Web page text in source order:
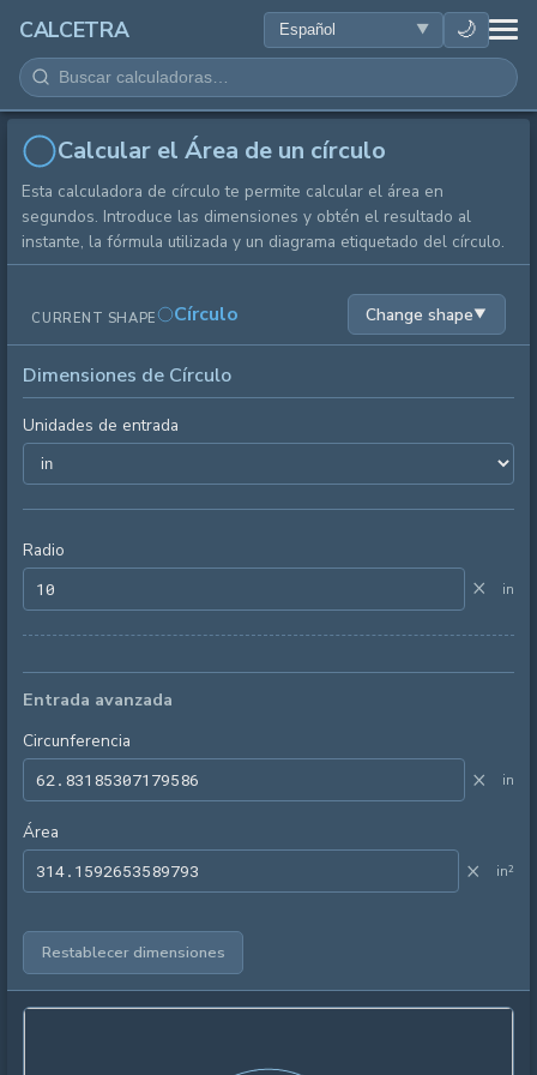
CALCETRA 🌙
MATEMÁTICAS
CONVERSIONES
CIENCIA
OTRAS HERRAMIENTAS
Calcular el Área de un círculo
Esta calculadora de círculo te permite calcular el área en
segundos. Introduce las dimensiones y obtén el resultado al
instante, la fórmula utilizada y un diagrama etiquetado del círculo.
CURRENT SHAPE Círculo Change shape▼
Dimensiones de Círculo
Unidades de entrada
Radio
× in
Entrada avanzada
Circunferencia
× in
Área
× in²
Restablecer dimensiones